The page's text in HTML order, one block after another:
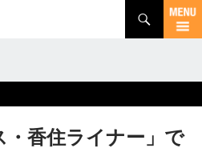
・香住ライナー」で